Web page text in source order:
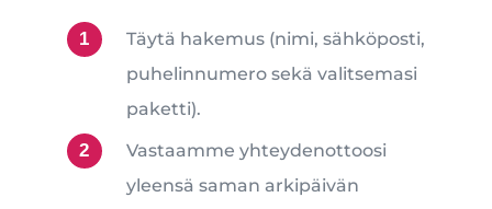
Täytä hakemus (nimi, sähköposti,
puhelinnumero sekä valitsemasi
paketti).
Vastaamme yhteydenottoosi
yleensä saman arkipäivän